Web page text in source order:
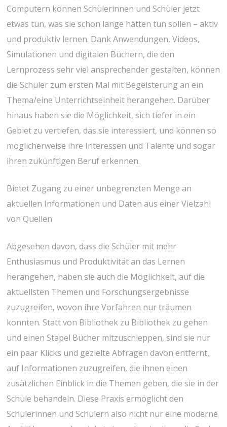
Computern können Schülerinnen und Schüler jetzt
etwas tun, was sie schon lange hätten tun sollen – aktiv
und produktiv lernen. Dank Anwendungen, Videos,
Simulationen und digitalen Büchern, die den
Lernprozess sehr viel ansprechender gestalten, können
die Schüler zum ersten Mal mit Begeisterung an ein
Thema/eine Unterrichtseinheit herangehen. Darüber
hinaus haben sie die Möglichkeit, sich tiefer in ein
Gebiet zu vertiefen, das sie interessiert, und können so
möglicherweise ihre Interessen und Talente und sogar
ihren zukünftigen Beruf erkennen.
Bietet Zugang zu einer unbegrenzten Menge an
aktuellen Informationen und Daten aus einer Vielzahl
von Quellen
Abgesehen davon, dass die Schüler mit mehr
Enthusiasmus und Produktivität an das Lernen
herangehen, haben sie auch die Möglichkeit, auf die
aktuellsten Themen und Forschungsergebnisse
zuzugreifen, wovon ihre Vorfahren nur träumen
konnten. Statt von Bibliothek zu Bibliothek zu gehen
und einen Stapel Bücher mitzuschleppen, sind sie nur
ein paar Klicks und gezielte Abfragen davon entfernt,
auf Informationen zuzugreifen, die ihnen einen
zusätzlichen Einblick in die Themen geben, die sie in der
Schule behandeln. Diese Praxis ermöglicht den
Schülerinnen und Schülern also nicht nur eine moderne